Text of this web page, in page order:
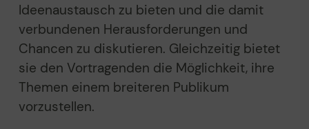
Ideenaustausch zu bieten und die damit
verbundenen Herausforderungen und
Chancen zu diskutieren. Gleichzeitig bietet
sie den Vortragenden die Möglichkeit, ihre
Themen einem breiteren Publikum
vorzustellen.